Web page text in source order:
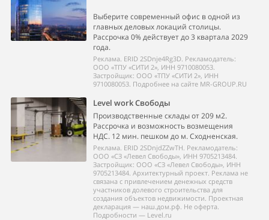
Выберите современный офис в одной из
главных деловых локаций столицы.
Рассрочка 0% действует до 3 квартала 2029
года.
Реклама. ERID 2SDnje4Rg3D. Рекламодатель:
ООО «ТПУ «СИТИ 2», ИНН 9710080053.
Застройщик: ООО «ТПУ «СИТИ 2», ИНН
9710080053. Подробнее на сайте MR-GROUP.RU
Level work Свободы
Производственные склады от 209 м2.
Рассрочка и возможность возмещения
НДС. 12 мин. пешком до м. Сходненская.
Реклама. ERID 2SDnjdZZwTH. Рекламодатель:
ООО «СЗ «Левел Свободы», ИНН 9705213484.
Застройщик: ООО «СЗ «Левел Свободы», ИНН
9705213484. Архитектурный проект. Реклама не
связана с привлечением денежных средств
участников долевого строительства для
создания объектов недвижимости. Проектная
декларация — наш.дом.рф. Не оферта.
Подробности — Level.ru